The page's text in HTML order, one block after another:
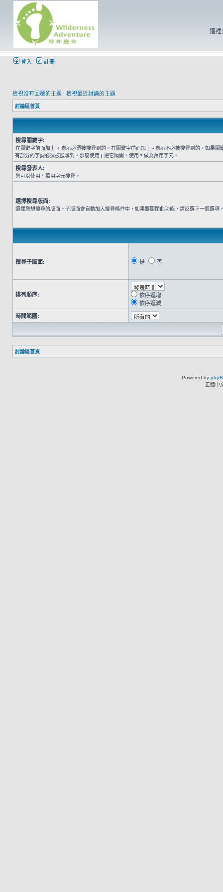
這裡
登入 註冊
檢視沒有回覆的主題 | 檢視最近討論的主題
討論區首頁
搜尋關鍵字:
在關鍵字前面加上 + 表示必須被搜尋到的。在關鍵字前面加上 - 表示不必被搜尋到的。如果關
有部分的字詞必須被搜尋到，那麼使用 | 把它隔開。使用 * 做為萬用字元。
搜尋發表人:
您可以使用 * 萬用字元搜尋。
選擇搜尋版面:
選擇您想搜尋的版面。子版面會自動加入搜尋條件中，如果要關閉此功能，請反選下一個選項
搜尋子版面: 是 否
排列順序:
依序遞增
依序遞減
時間範圍:
討論區首頁
Powered by
正體中